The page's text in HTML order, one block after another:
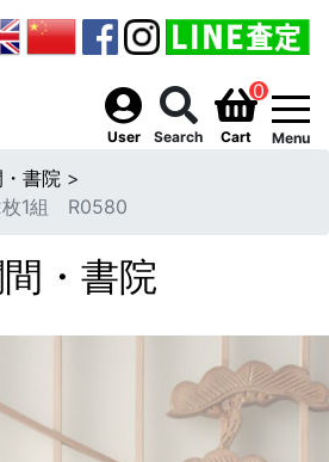
User Search
0
Cart Menu
書院 >
枚1組 R0580
・書院